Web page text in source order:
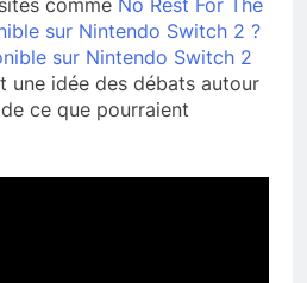
comme No Rest For The
sur Nintendo Switch 2 ?
sur Nintendo Switch 2
une idée des débats autour
ce que pourraient